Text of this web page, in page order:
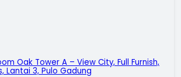
Oak Tower A – View City, Full Furnish,
Lantai 3, Pulo Gadung